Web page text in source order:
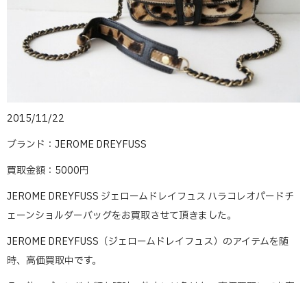
2015/11/22
ブランド：JEROME DREYFUSS
買取金額：5000円
JEROME DREYFUSS ジェロームドレイフュス ハラコレオパードチ
ェーンショルダーバッグをお買取させて頂きました。
JEROME DREYFUSS（ジェロームドレイフュス）のアイテムを随
時、高価買取中です。